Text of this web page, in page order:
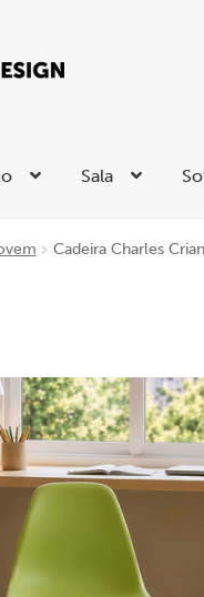
Sala
Cadeira Charles